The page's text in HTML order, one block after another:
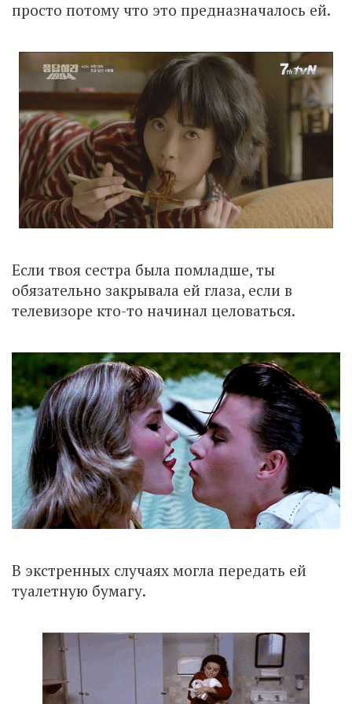
просто потому что это предназначалось ей.
Если твоя сестра была помладше, ты
обязательно закрывала ей глаза, если в
телевизоре кто-то начинал целоваться.
В экстренных случаях могла передать ей
туалетную бумагу.